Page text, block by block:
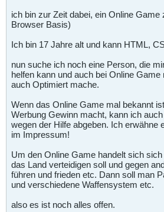
ich bin zur Zeit dabei, ein Online
Browser Basis)
Ich bin 17 Jahre alt und kann HTML,
nun suche ich noch eine Person, die
helfen kann und auch bei Online
auch Optimiert mache.
Wenn das Online Game mal bekannt
Werbung Gewinn macht, kann ich
wegen der Hilfe abgeben. Ich erwähne
im Impressum!
Um den Online Game handelt sich
das Land verteidigen soll und gegen
führen und frieden etc. Dann soll man
und verschiedene Waffensystem etc.
also es ist noch alles offen.